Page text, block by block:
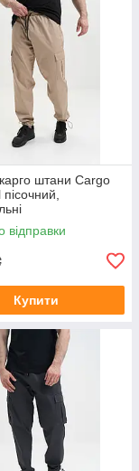
карго штани Cargo
відправки
Купити